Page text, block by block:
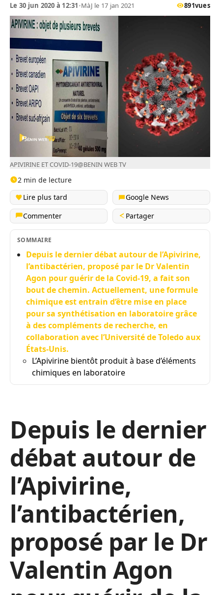
Le 30 jun 2020 à 12:31•MàJ le 17 jan 2021 891vues
APIVIRINE ET COVID-19@BENIN WEB TV
2 min de lecture
Lire plus tard
Google News
Commenter
Partager
SOMMAIRE
Depuis le dernier débat autour de l’Apivirine,
l’antibactérien, proposé par le Dr Valentin
Agon pour guérir de la Covid-19, a fait son
bout de chemin. Actuellement, une formule
chimique est entrain d’être mise en place
pour sa synthétisation en laboratoire grâce
à des compléments de recherche, en
collaboration avec l’Université de Toledo aux
États-Unis.
L’Apivirine bientôt produit à base d’éléments
chimiques en laboratoire
Depuis le dernier
débat autour de
l’Apivirine,
l’antibactérien,
proposé par le Dr
Valentin Agon